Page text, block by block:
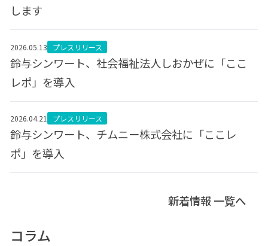
します
2026.05.13 プレスリリース
鈴与シンワート、社会福祉法人しおかぜに「ここ
レポ」を導入
2026.04.21 プレスリリース
鈴与シンワート、チムニー株式会社に「ここレ
ポ」を導入
新着情報 一覧へ
コラム